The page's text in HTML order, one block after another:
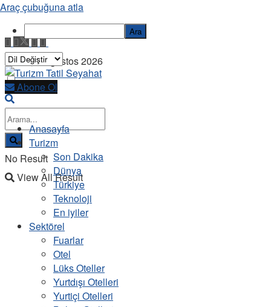
Cuma, 7 Ağustos 2026
No Result
View All Result
Abone Ol
Anasayfa
Turizm
Son Dakika
Dünya
Türkiye
Teknoloji
En iyiler
Sektörel
Fuarlar
Otel
Lüks Oteller
Yurtdışı Otelleri
Yurtiçi Otelleri
Araç çubuğuna atla
Ara